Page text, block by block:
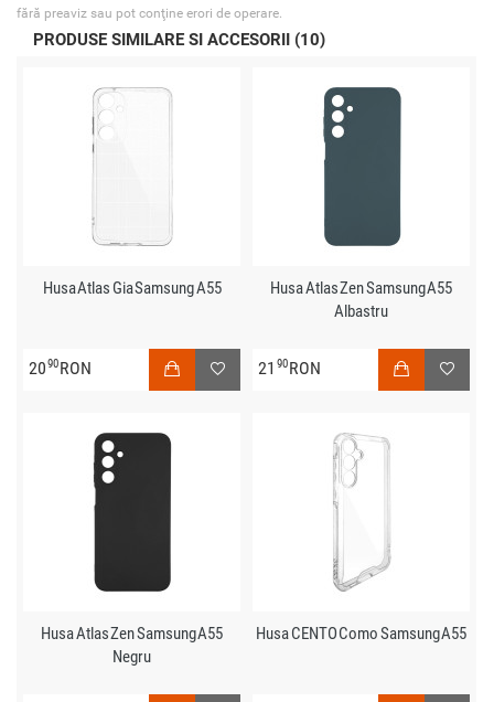
fără preaviz sau pot conţine erori de operare.
PRODUSE SIMILARE SI ACCESORII (10)
Husa Atlas Gia Samsung A55
2090RON
Husa Atlas Zen Samsung A55
Albastru
21 90RON
Husa Atlas Zen Samsung A55
Negru
Husa CENTO Como Samsung A55